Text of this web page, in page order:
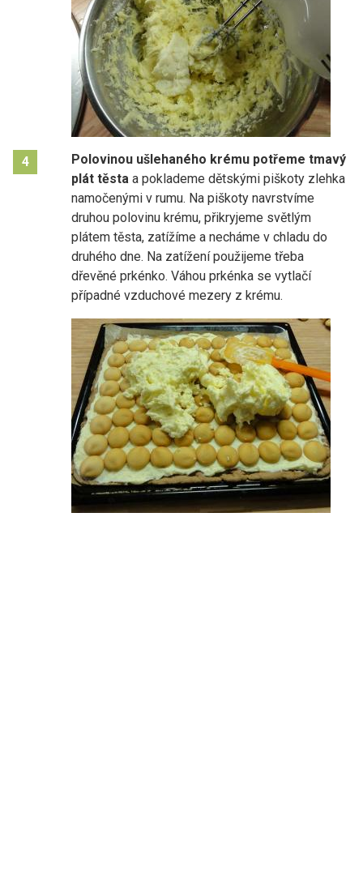
4
Polovinou ušlehaného krému potřeme tmavý
plát těsta a poklademe dětskými piškoty zlehka
namočenými v rumu. Na piškoty navrstvíme
druhou polovinu krému, přikryjeme světlým
plátem těsta, zatížíme a necháme v chladu do
druhého dne. Na zatížení použijeme třeba
dřevěné prkénko. Váhou prkénka se vytlačí
případné vzduchové mezery z krému.